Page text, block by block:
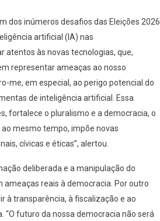
dos inúmeros desafios das Eleições 2026
artificial (IA) nas
atentos às novas tecnologias, que,
representar ameaças ao nosso
me, em especial, ao perigo potencial do
de inteligência artificial. Essa
fortalece o pluralismo e a democracia, o
mesmo tempo, impõe novas
cívicas e éticas”, alertou.
deliberada e a manipulação do
reais à democracia. Por outro
à transparência, à fiscalização e ao
“O futuro da nossa democracia não será